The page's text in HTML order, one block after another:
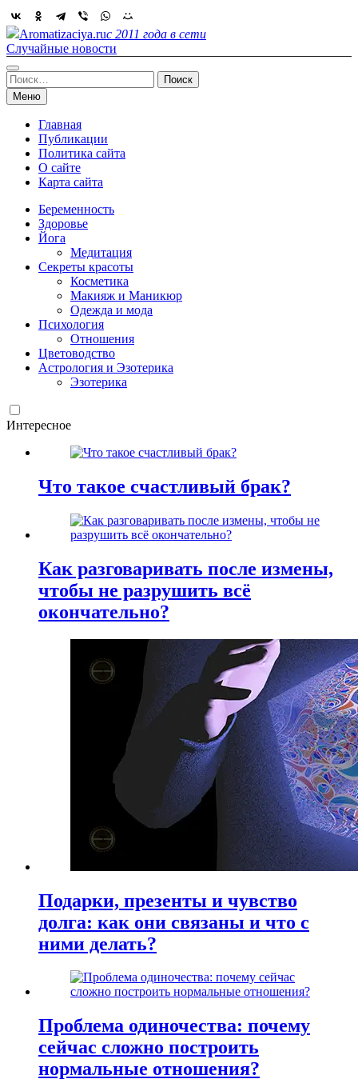
Skip
to
content
Aromatizaciya.ruс 2011 года в сети
Случайные новости
Найти:
Меню
Главная
Публикации
Политика сайта
О сайте
Карта сайта
Беременность
Здоровье
Йога
Медитация
Секреты красоты
Косметика
Макияж и Маникюр
Одежда и мода
Психология
Отношения
Цветоводство
Астрология и Эзотерика
Эзотерика
Интересное
Что такое счастливый брак?
Как разговаривать после измены,
чтобы не разрушить всё
окончательно?
Подарки, презенты и чувство
долга: как они связаны и что с
ними делать?
Проблема одиночества: почему
сейчас сложно построить
нормальные отношения?